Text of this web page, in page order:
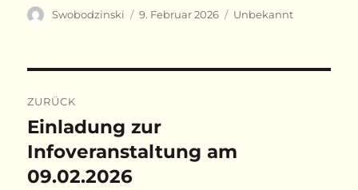
Autor
Swobodzinski
Veröffentlicht
9. Februar 2026 Kategorien
Unbekannt
ZURÜCK
Vorheriger
Beitrag:
Einladung zur
Infoveranstaltung am
09.02.2026